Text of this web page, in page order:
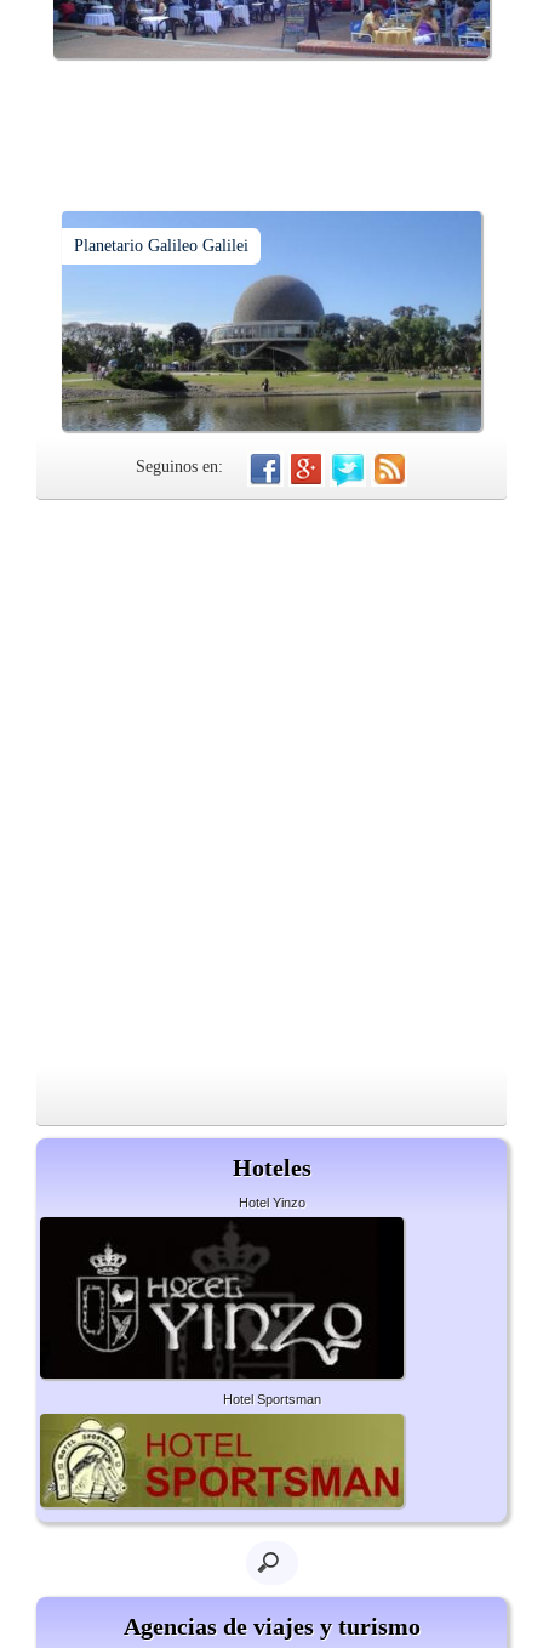
Planetario Galileo Galilei
Seguinos en:
Hoteles
Hotel Yinzo
Hotel Sportsman
Agencias de viajes y turismo